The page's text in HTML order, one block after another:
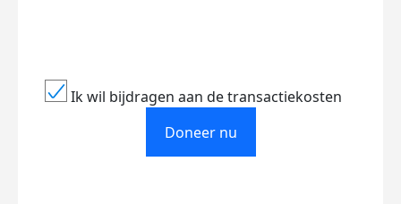
Ik wil bijdragen aan de transactiekosten
Doneer nu